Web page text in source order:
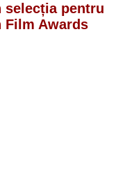
selecția pentru
Film Awards